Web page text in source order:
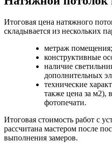
Итоговая цена натяжного
складывается из нескольких
метраж помещения;
конструктивные
наличие
дополнительных
технические
также цена за м2),
фотопечати.
Итоговая стоимость работ с
рассчитана мастером после
выполнения замеров.